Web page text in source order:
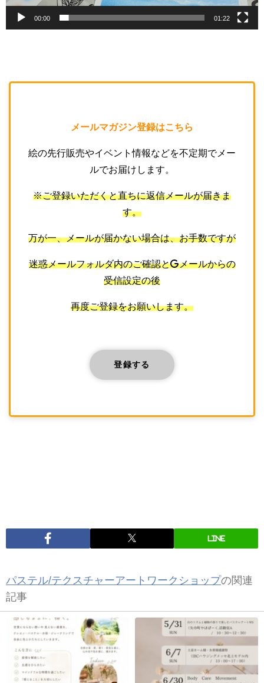
00:00 01:22
メールマガジン登録はこちら
絵の先行販売やイベント情報などを不定期でメー
ルでお届けします。
※ご登録いただくと直ちに返信メールが届きま
す。
万が一、メールが届かない場合は、お手数ですが
迷惑メールフォルダ内のご確認とGメールからの
受信設定の後
再度ご登録をお願いします。
登録する
LINE
パステル/テクスチャーアートワークショップの関連
記事